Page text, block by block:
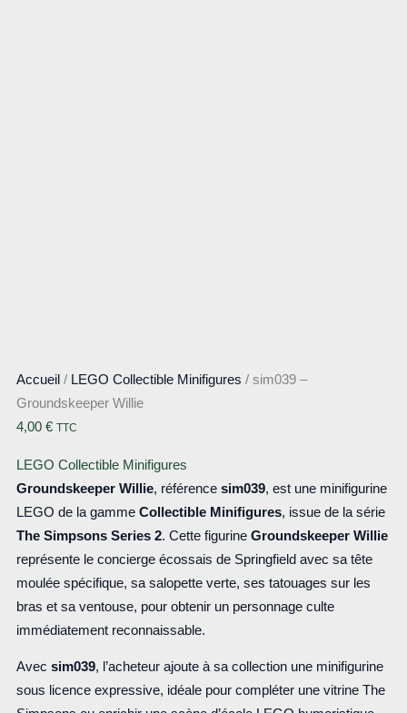
Accueil / LEGO Collectible Minifigures / sim039 –
Groundskeeper Willie
4,00 € TTC
LEGO Collectible Minifigures
Groundskeeper Willie, référence sim039, est une minifigurine
LEGO de la gamme Collectible Minifigures, issue de la série
The Simpsons Series 2. Cette figurine Groundskeeper Willie
représente le concierge écossais de Springfield avec sa tête
moulée spécifique, sa salopette verte, ses tatouages sur les
bras et sa ventouse, pour obtenir un personnage culte
immédiatement reconnaissable.
Avec sim039, l’acheteur ajoute à sa collection une minifigurine
sous licence expressive, idéale pour compléter une vitrine The